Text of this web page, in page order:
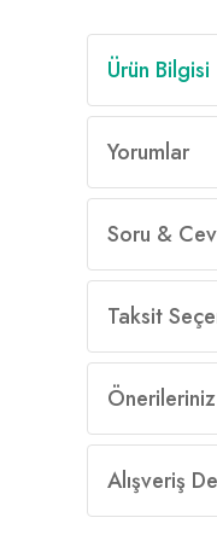
Ürün Bilgisi
Yorumlar
Soru &
Taksit
Önerileriniz
Alışveriş